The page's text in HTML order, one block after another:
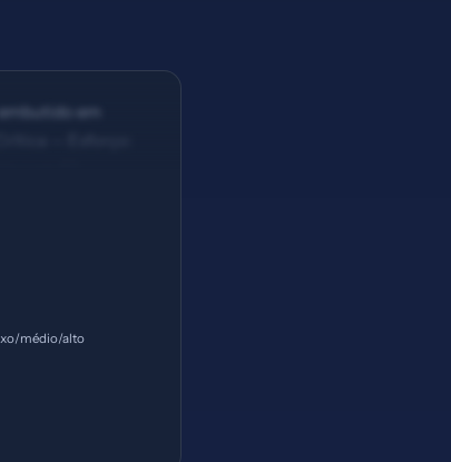
em
médio/alto